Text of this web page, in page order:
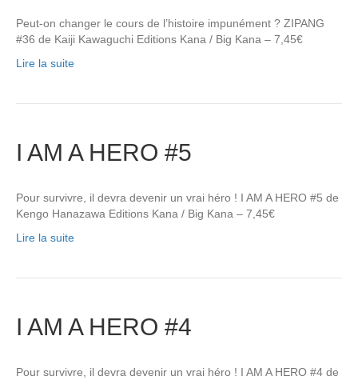
Peut-on changer le cours de l’histoire impunément ? ZIPANG
#36 de Kaiji Kawaguchi Editions Kana / Big Kana – 7,45€
Lire la suite
I AM A HERO #5
Pour survivre, il devra devenir un vrai héro ! I AM A HERO #5 de
Kengo Hanazawa Editions Kana / Big Kana – 7,45€
Lire la suite
I AM A HERO #4
Pour survivre, il devra devenir un vrai héro ! I AM A HERO #4 de